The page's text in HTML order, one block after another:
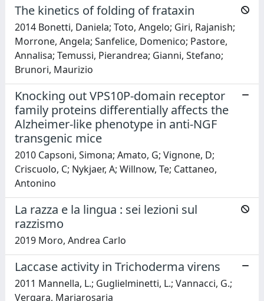
The kinetics of folding of frataxin
2014 Bonetti, Daniela; Toto, Angelo; Giri, Rajanish;
Morrone, Angela; Sanfelice, Domenico; Pastore,
Annalisa; Temussi, Pierandrea; Gianni, Stefano;
Brunori, Maurizio
Knocking out VPS10P-domain receptor
family proteins differentially affects the
Alzheimer-like phenotype in anti-NGF
transgenic mice
2010 Capsoni, Simona; Amato, G; Vignone, D;
Criscuolo, C; Nykjaer, A; Willnow, Te; Cattaneo,
Antonino
La razza e la lingua : sei lezioni sul
razzismo
2019 Moro, Andrea Carlo
Laccase activity in Trichoderma virens
2011 Mannella, L.; Guglielminetti, L.; Vannacci, G.;
Vergara, Mariarosaria